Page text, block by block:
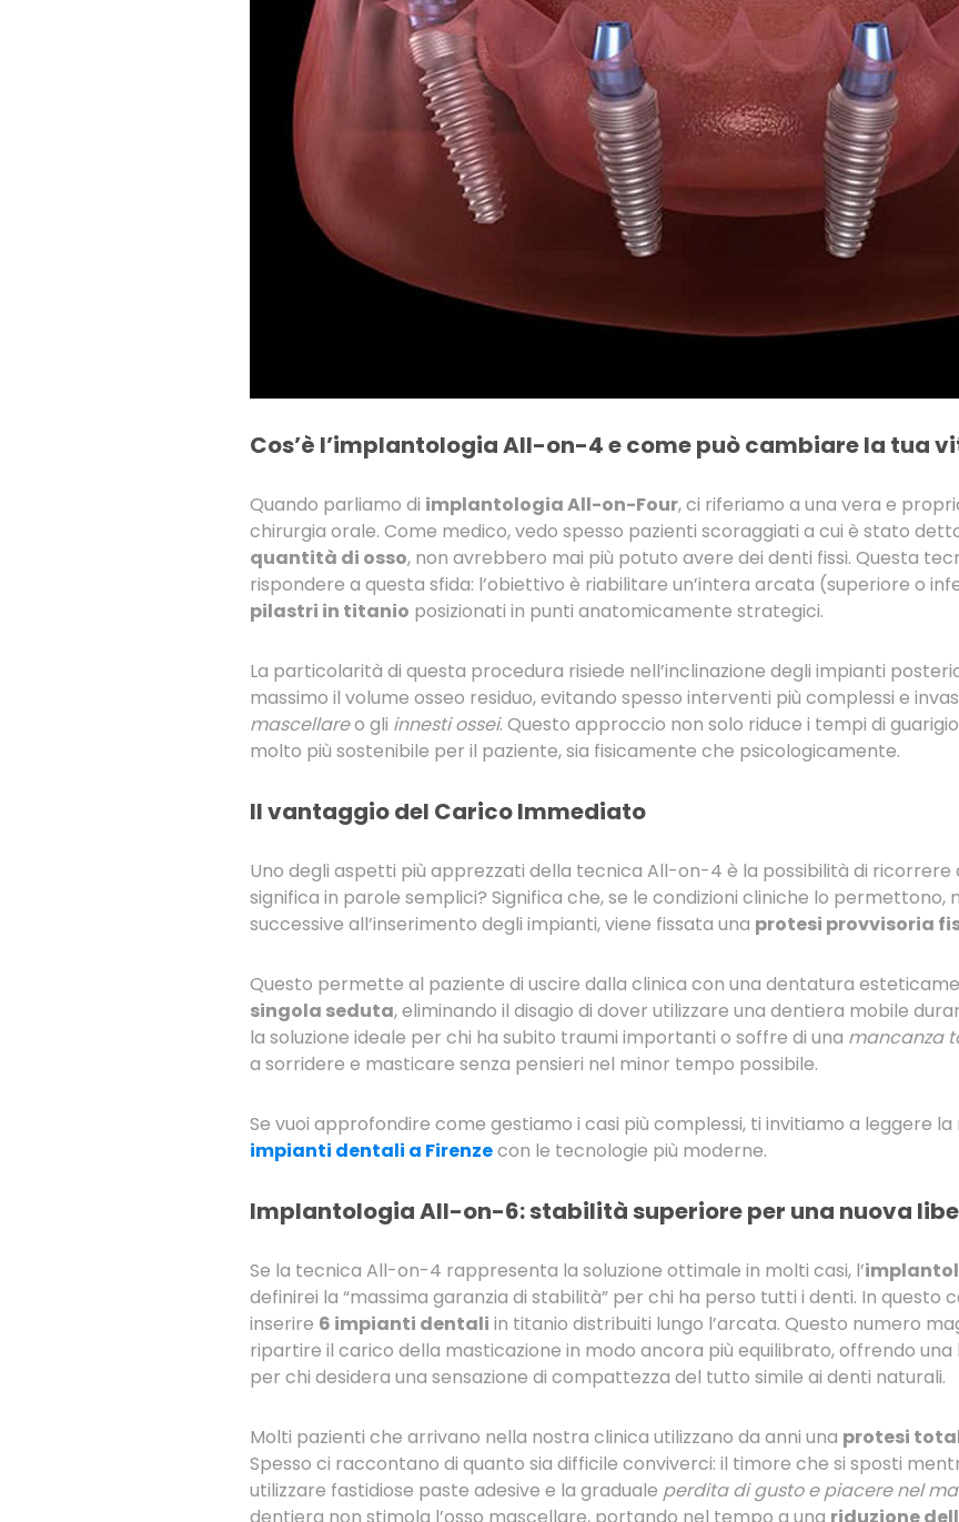
Cos’è l’implantologia All-on-4 e come può cambiare la tua
Quando parliamo di implantologia All-on-Four, ci riferiamo a una vera e
chirurgia orale. Come medico, vedo spesso pazienti scoraggiati a cui è stato
quantità di osso, non avrebbero mai più potuto avere dei denti fissi. Questa
rispondere a questa sfida: l’obiettivo è riabilitare un’intera arcata (superiore o
pilastri in titanio posizionati in punti anatomicamente strategici.
La particolarità di questa procedura risiede nell’inclinazione degli impianti
massimo il volume osseo residuo, evitando spesso interventi più complessi e
mascellareo gli innesti ossei. Questo approccio non solo riduce i tempi di
molto più sostenibile per il paziente, sia fisicamente che psicologicamente.
Il vantaggio del Carico Immediato
Uno degli aspetti più apprezzati della tecnica All-on-4 è la possibilità di ricorrere
significa in parole semplici? Significa che, se le condizioni cliniche lo
successive all’inserimento degli impianti, viene fissata una protesi provvisoria
Questo permette al paziente di uscire dalla clinica con una dentatura
singola seduta, eliminando il disagio di dover utilizzare una dentiera mobile
la soluzione ideale per chi ha subito traumi importanti o soffre di una mancanza
a sorridere e masticare senza pensieri nel minor tempo possibile.
Se vuoi approfondire come gestiamo i casi più complessi, ti invitiamo a leggere
impianti dentali a Firenzecon le tecnologie più moderne.
Implantologia All-on-6: stabilità superiore per una nuova
Se la tecnica All-on-4 rappresenta la soluzione ottimale in molti casi, l’
definirei la “massima garanzia di stabilità” per chi ha perso tutti i denti. In questo
inserire 6 impianti dentali in titanio distribuiti lungo l’arcata. Questo numero
ripartire il carico della masticazione in modo ancora più equilibrato, offrendo una
per chi desidera una sensazione di compattezza del tutto simile ai denti naturali.
Molti pazienti che arrivano nella nostra clinica utilizzano da anni una protesi
Spesso ci raccontano di quanto sia difficile conviverci: il timore che si sposti
utilizzare fastidiose paste adesive e la graduale perdita di gusto e piacere nel
dentiera non stimola l’osso mascellare, portando nel tempo a una riduzione